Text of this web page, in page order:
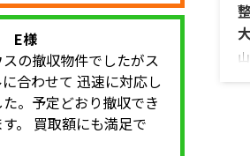
...
E様
の撤収物件でしたがス
合わせて 迅速に対応し
。予定どおり撤収でき
。 買取額にも満足で